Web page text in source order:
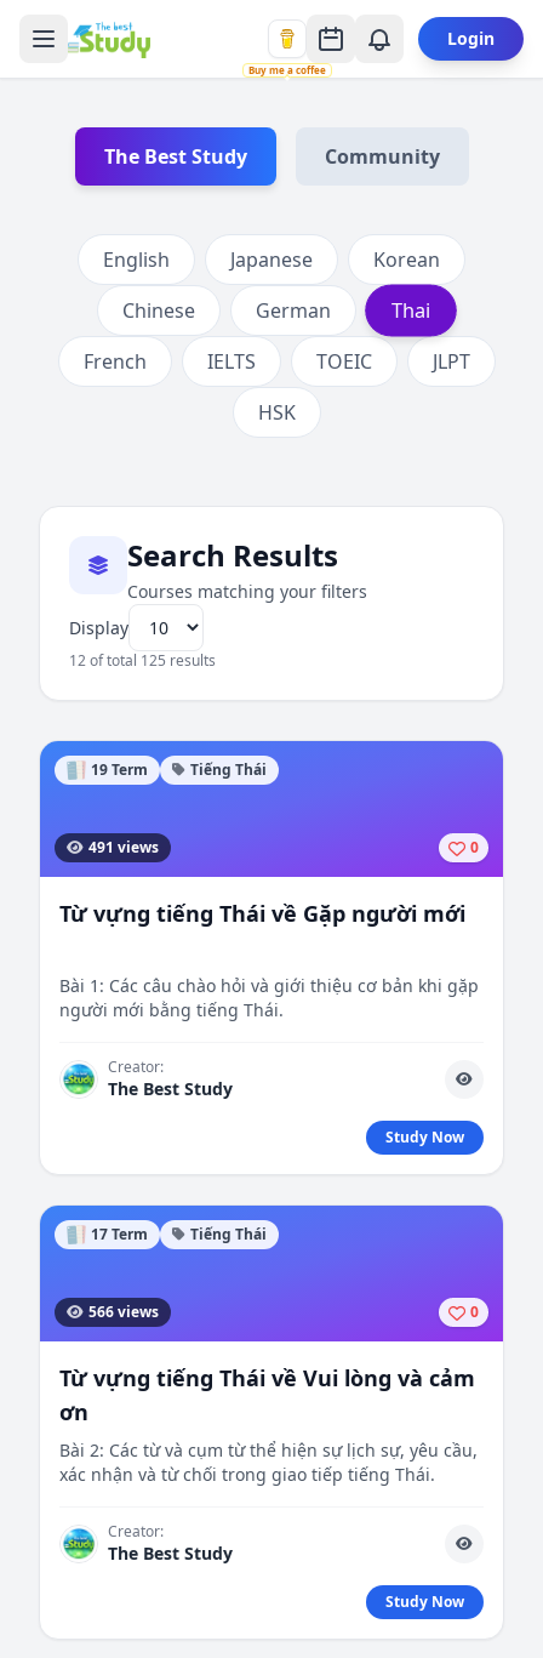
Buy me a coffee
Login
The Best Study Community
English Japanese
Korean
Chinese
German Thai
French IELTS TOEIC
JLPT
HSK
Search Results
Courses matching your filters
Display
12 of total 125 results
19 Term Tiếng Thái
491 views 0
Từ vựng tiếng Thái về Gặp người mới
Bài 1: Các câu chào hỏi và giới thiệu cơ bản khi gặp
người mới bằng tiếng Thái.
Creator:
The Best Study
Study Now
17 Term Tiếng Thái
566 views 0
Từ vựng tiếng Thái về Vui lòng và cảm
ơn
Bài 2: Các từ và cụm từ thể hiện sự lịch sự, yêu cầu,
xác nhận và từ chối trong giao tiếp tiếng Thái.
Creator:
The Best Study
Study Now